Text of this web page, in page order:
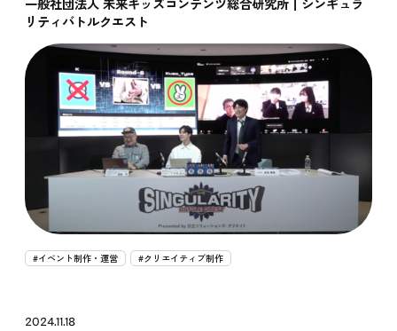
リティバトルクエスト
#イベント制作・運営 #クリエイティブ制作
2024.11.18